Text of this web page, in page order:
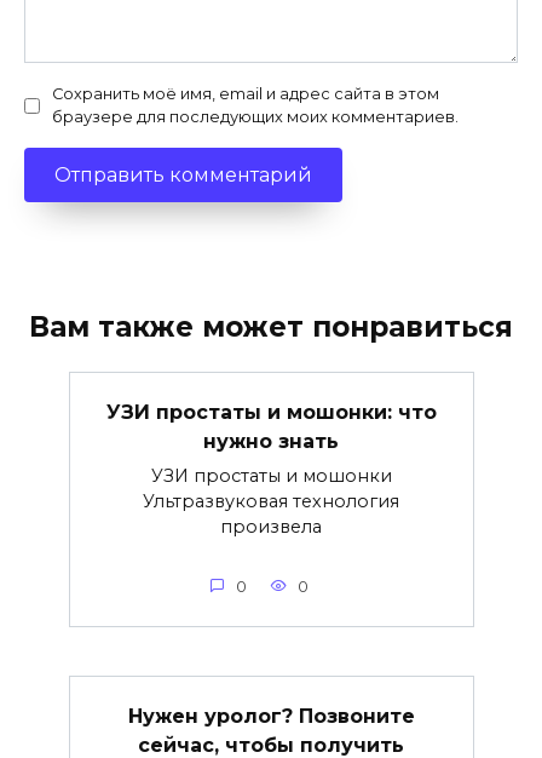
Сохранить моё имя, email и адрес сайта в этом
браузере для последующих моих комментариев.
Вам также может понравиться
УЗИ простаты и мошонки: что
нужно знать
УЗИ простаты и мошонки
Ультразвуковая технология
произвела
0 0
Нужен уролог? Позвоните
сейчас, чтобы получить